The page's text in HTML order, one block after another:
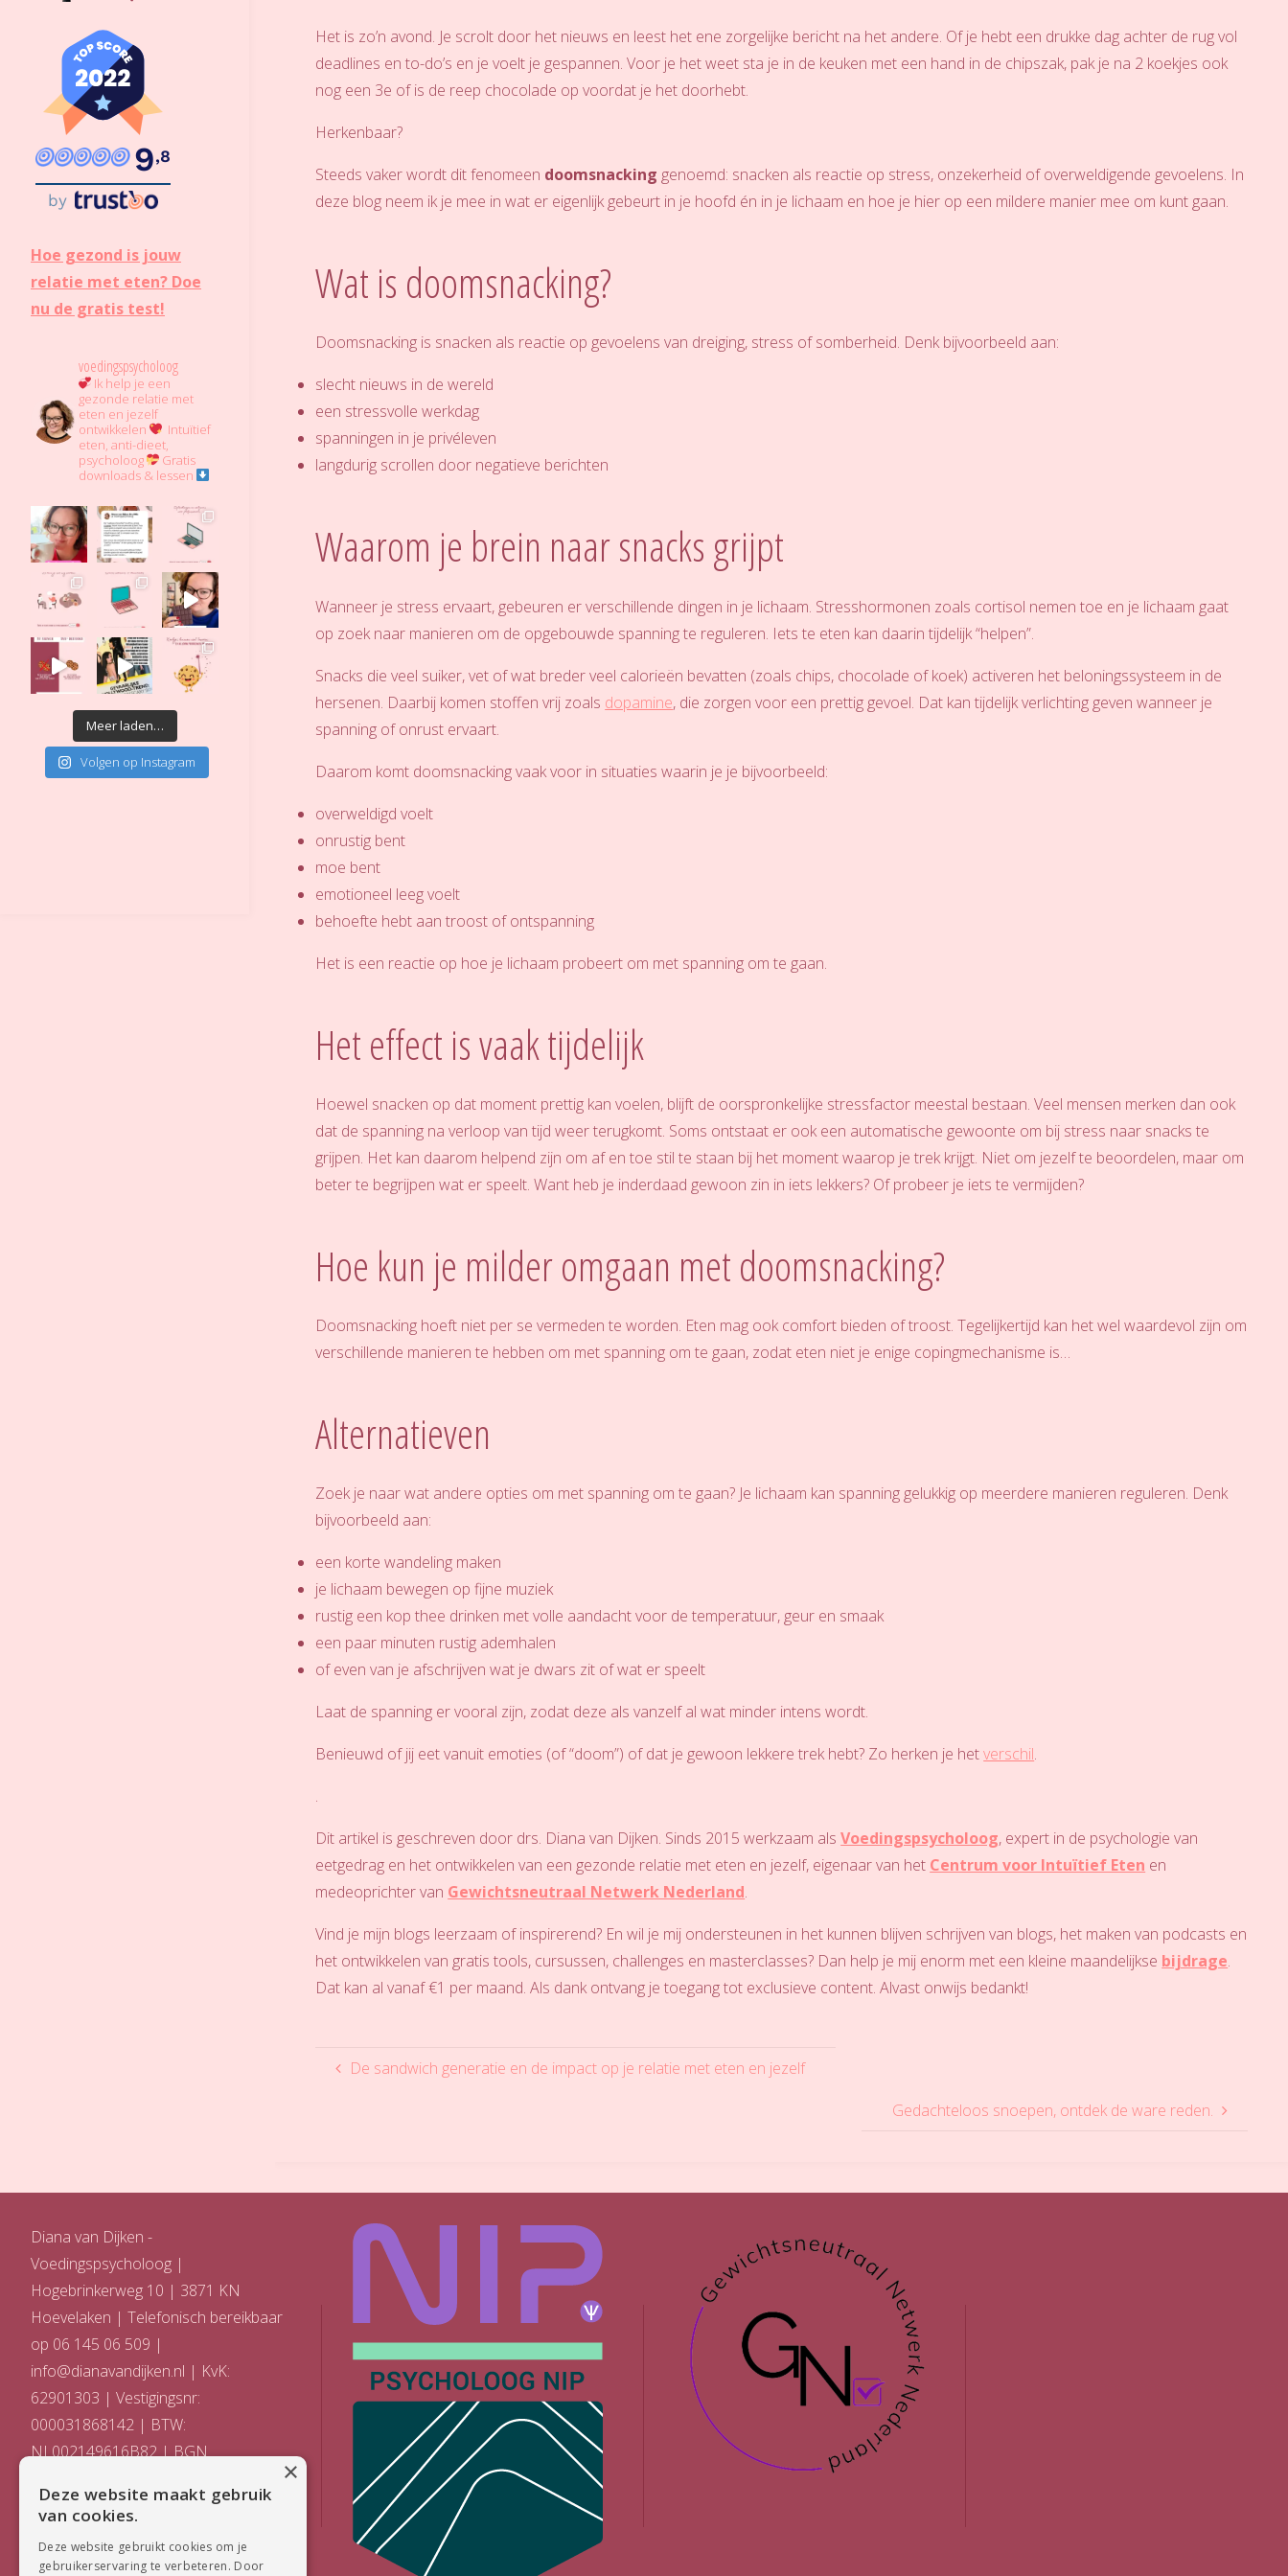
Het is zo’n avond. Je scrolt door het nieuws en leest het ene zorgelijke bericht na het andere. Of je hebt een drukke dag achter de rug vol
deadlines en to-do’s en je voelt je gespannen. Voor je het weet sta je in de keuken met een hand in de chipszak, pak je na 2 koekjes ook
nog een 3e of is de reep chocolade op voordat je het doorhebt.
Herkenbaar?
Steeds vaker wordt dit fenomeen doomsnacking genoemd: snacken als reactie op stress, onzekerheid of overweldigende gevoelens. In
deze blog neem ik je mee in wat er eigenlijk gebeurt in je hoofd én in je lichaam en hoe je hier op een mildere manier mee om kunt gaan.
Wat is doomsnacking?
Doomsnacking is snacken als reactie op gevoelens van dreiging, stress of somberheid. Denk bijvoorbeeld aan:
slecht nieuws in de wereld
een stressvolle werkdag
spanningen in je privéleven
langdurig scrollen door negatieve berichten
Waarom je brein naar snacks grijpt
Wanneer je stress ervaart, gebeuren er verschillende dingen in je lichaam. Stresshormonen zoals cortisol nemen toe en je lichaam gaat
op zoek naar manieren om de opgebouwde spanning te reguleren. Iets te eten kan daarin tijdelijk “helpen”.
Snacks die veel suiker, vet of wat breder veel calorieën bevatten (zoals chips, chocolade of koek) activeren het beloningssysteem in de
hersenen. Daarbij komen stoffen vrij zoals dopamine, die zorgen voor een prettig gevoel. Dat kan tijdelijk verlichting geven wanneer je
spanning of onrust ervaart.
Daarom komt doomsnacking vaak voor in situaties waarin je je bijvoorbeeld:
overweldigd voelt
onrustig bent
moe bent
emotioneel leeg voelt
behoefte hebt aan troost of ontspanning
Het is een reactie op hoe je lichaam probeert om met spanning om te gaan.
Het effect is vaak tijdelijk
Hoewel snacken op dat moment prettig kan voelen, blijft de oorspronkelijke stressfactor meestal bestaan. Veel mensen merken dan ook
dat de spanning na verloop van tijd weer terugkomt. Soms ontstaat er ook een automatische gewoonte om bij stress naar snacks te
grijpen. Het kan daarom helpend zijn om af en toe stil te staan bij het moment waarop je trek krijgt. Niet om jezelf te beoordelen, maar om
beter te begrijpen wat er speelt. Want heb je inderdaad gewoon zin in iets lekkers? Of probeer je iets te vermijden?
Hoe kun je milder omgaan met doomsnacking?
Doomsnacking hoeft niet per se vermeden te worden. Eten mag ook comfort bieden of troost. Tegelijkertijd kan het wel waardevol zijn om
verschillende manieren te hebben om met spanning om te gaan, zodat eten niet je enige copingmechanisme is…
Alternatieven
Zoek je naar wat andere opties om met spanning om te gaan? Je lichaam kan spanning gelukkig op meerdere manieren reguleren. Denk
bijvoorbeeld aan:
een korte wandeling maken
je lichaam bewegen op fijne muziek
rustig een kop thee drinken met volle aandacht voor de temperatuur, geur en smaak
een paar minuten rustig ademhalen
of even van je afschrijven wat je dwars zit of wat er speelt
Laat de spanning er vooral zijn, zodat deze als vanzelf al wat minder intens wordt.
Benieuwd of jij eet vanuit emoties (of “doom”) of dat je gewoon lekkere trek hebt? Zo herken je hetverschil.
.
Dit artikel is geschreven door drs. Diana van Dijken. Sinds 2015 werkzaam alsVoedingspsycholoog, expert in de psychologie van
eetgedrag en het ontwikkelen van een gezonde relatie met eten en jezelf, eigenaar van het Centrum voor Intuïtief Eten en
medeoprichter van Gewichtsneutraal Netwerk Nederland.
Vind je mijn blogs leerzaam of inspirerend? En wil je mij ondersteunen in het kunnen blijven schrijven van blogs, het maken van podcasts en
het ontwikkelen van gratis tools, cursussen, challenges en masterclasses? Dan help je mij enorm met een kleine maandelijkse bijdrage.
Dat kan al vanaf €1 per maand. Als dank ontvang je toegang tot exclusieve content. Alvast onwijs bedankt!
De sandwich generatie en de impact op je relatie met eten en jezelf
Gedachteloos snoepen, ontdek de ware reden.
9,8
by
Hoe gezond is jouw
relatie met eten? Doe
nu de gratis test!
voedingspsycholoog
Ik help je een
gezonde relatie met
eten en jezelf
ontwikkelen
Intuïtief
eten, anti-dieet,
psycholoog
Gratis
downloads & lessen
Meer laden…
Volgen op Instagram
Diana van Dijken -
Voedingspsycholoog |
Hogebrinkerweg 10 | 3871 KN
Hoevelaken | Telefonisch bereikbaar
op 06 145 06 509 |
info@dianavandijken.nl | KvK:
62901303 | Vestigingsnr:
000031868142 | BTW:
NL002149616B82 | BGN
registratienummer: 2983 | AGB code:
90068789
×
Deze website maakt gebruik
van cookies.
Deze website gebruikt cookies om je
gebruikerservaring te verbeteren. Door